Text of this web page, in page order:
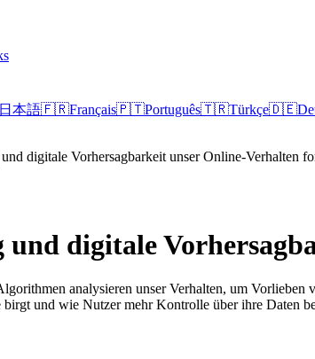
日本語🇫🇷Français🇵🇹Português🇹🇷Türkçe🇩🇪
digitale Vorhersagbarkeit unser Online-Verhalten
und digitale
analysieren unser Verhalten, um
und wie Nutzer mehr Kontrolle über ihre Daten